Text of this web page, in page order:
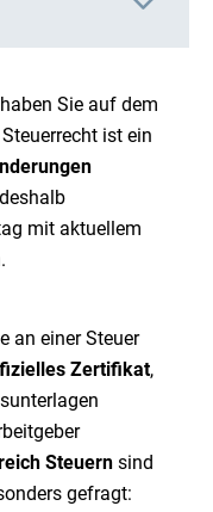
Sie auf dem
ist ein
mit aktuellem
an einer Steuer
Zertifikat,
Steuern sind
gefragt: